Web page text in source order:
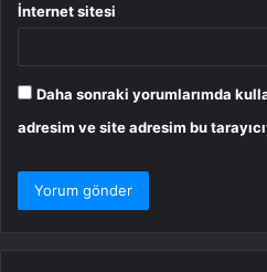
İnternet sitesi
Daha sonraki yorumlarımda
adresim ve site adresim bu